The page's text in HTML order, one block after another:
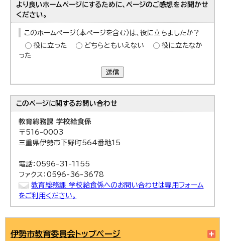
より良いホームページにするために、ページのご感想をお聞かせ
ください。
このホームページ（本ページを含む）は、役に立ちましたか？
役に立った
どちらともいえない
役に立たなか
った
送信
このページに関するお問い合わせ
教育総務課 学校給食係
〒516-0003
三重県伊勢市下野町564番地15
電話：0596-31-1155
ファクス：0596-36-3678
教育総務課 学校給食係へのお問い合わせは専用フォーム
をご利用ください。
伊勢市教育委員会トップページ